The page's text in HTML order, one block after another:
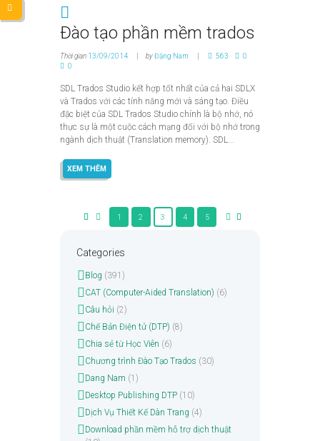
Đào tạo phần mềm trados
Thời gian 13/09/2014 byĐặng Nam 563
0
0
SDL Trados Studio kết hợp tốt nhất của cả hai SDLX
và Trados với các tính năng mới và sáng tạo. Điều
đặc biệt của SDL Trados Studio chính là bộ nhớ, nó
thực sự là một cuộc cách mạng đối với bộ nhớ trong
ngành dịch thuật (Translation memory). SDL...
XEM THÊM
1 2 3 4 5
Categories
Blog (391)
CAT (Computer-Aided Translation) (6)
Câu hỏi (2)
Chế Bản Điện tử (DTP) (8)
Chia sẻ từ Học Viên (6)
Chương trình Đào Tạo Trados (30)
Dang Nam (1)
Desktop Publishing DTP(10)
Dịch Vụ Thiết Kế Dàn Trang (4)
Download phần mềm hỗ trợ dịch thuật